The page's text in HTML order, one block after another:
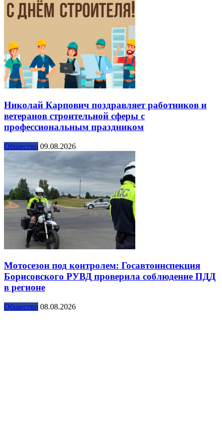
Николай Карпович поздравляет работников и
ветеранов строительной сферы с
профессиональным праздником
Общество 09.08.2026
Мотосезон под контролем: Госавтоинспекция
Борисовского РУВД проверила соблюдение ПДД
в регионе
Общество 08.08.2026